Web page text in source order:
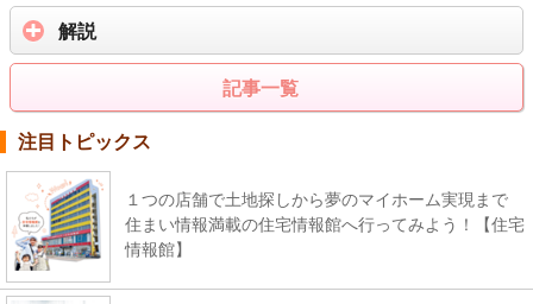
解説
記事一覧
注目トピックス
１つの店舗で土地探しから夢のマイホーム実現まで
住まい情報満載の住宅情報館へ行ってみよう！【住宅
情報館】